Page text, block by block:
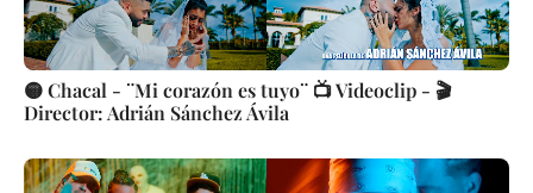
🟡 Chacal - ¨Mi corazón es tuyo¨ 📺 Videoclip - 🎬
Director: Adrián Sánchez Ávila